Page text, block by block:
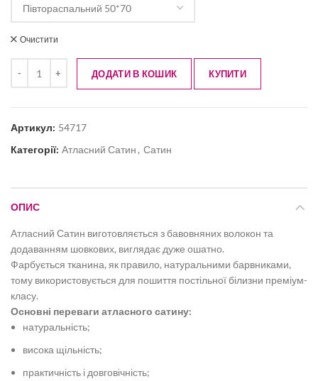
Очистити
ДОДАТИ В КОШИК КУПИТИ
Артикул: 54717
Категорії: Атласний Сатин , Сатин
ОПИС
Атласний Сатин виготовляється з бавовняних волокон та
додаванням шовкових, виглядає дуже ошатно.
Фарбується тканина, як правило, натуральними барвниками,
тому використовується для пошиття постільної білизни преміум-
класу.
Основні переваги атласного сатину:
натуральність;
висока щільність;
практичність і довговічність;